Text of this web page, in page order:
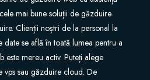
mai bune soluții de găzduire
Clienții noștri de la personal la
se află în toată lumea pentru a
este mereu activ. Puteți alege
sau găzduire cloud. De